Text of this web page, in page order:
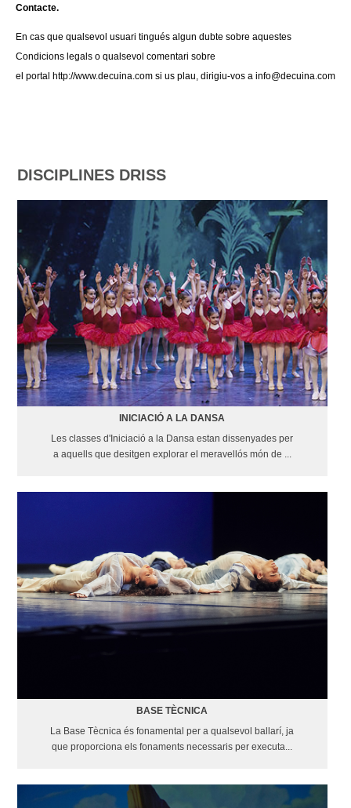
Contacte.
En cas que qualsevol usuari tingués algun dubte sobre aquestes
Condicions legals o qualsevol comentari sobre
el portal http://www.decuina.com si us plau, dirigiu-vos a info@decuina.com
DISCIPLINES DRISS
INICIACIÓ A LA DANSA
Les classes d'Iniciació a la Dansa estan dissenyades per
a aquells que desitgen explorar el meravellós món de ...
BASE TÈCNICA
La Base Tècnica és fonamental per a qualsevol ballarí, ja
que proporciona els fonaments necessaris per executa...